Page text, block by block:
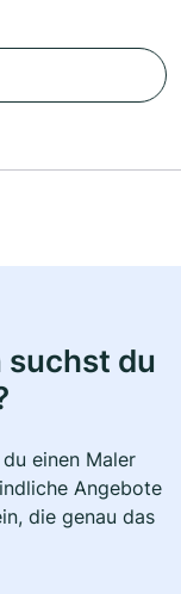
suchst du
einen Maler
Angebote
die genau das